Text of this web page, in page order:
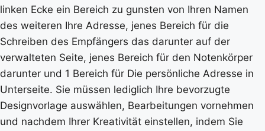
linken Ecke ein Bereich zu gunsten von Ihren Namen
des weiteren Ihre Adresse, jenes Bereich für die
Schreiben des Empfängers das darunter auf der
verwalteten Seite, jenes Bereich für den Notenkörper
darunter und 1 Bereich für Die persönliche Adresse in
Unterseite. Sie müssen lediglich Ihre bevorzugte
Designvorlage auswählen, Bearbeitungen vornehmen
und nachdem Ihrer Kreativität einstellen, indem Sie